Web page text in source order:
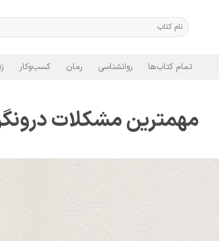
جستجو
برای:
تمام کتاب‌ها روانشناسی رمان کسب‌وکار
مهمترین مشکلات